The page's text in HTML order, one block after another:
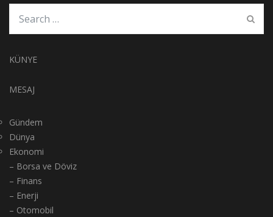
KÜNYE
MESAJ
Gündem
Dünya
Ekonomi
– Borsa ve Döviz
– Finans
– Enerji
– Otomobil